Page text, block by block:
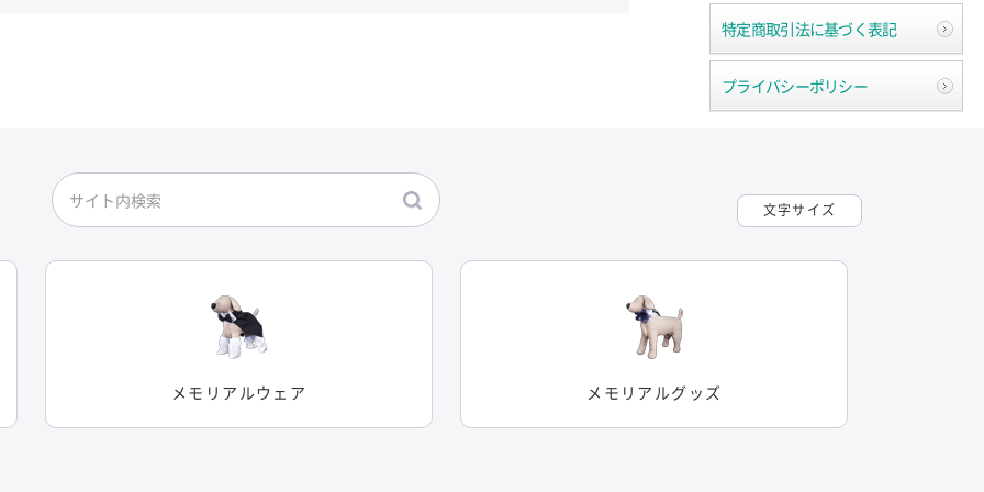
特定商取引法に基づく表記
プライバシーポリシー
文字サイズ
メモリアルウェア メモリアルグッズ